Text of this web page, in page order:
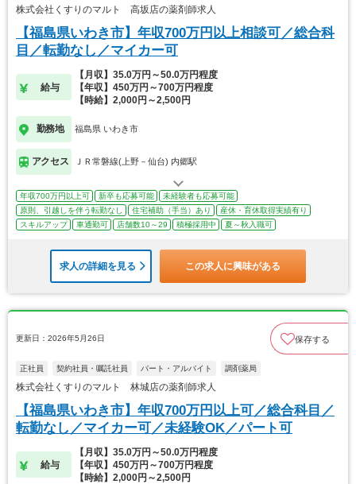
株式会社くすりのマルト 高坂店の薬剤師求人
【福島県いわき市】年収700万円以上相談可／総合科
目／転勤なし／マイカー可
給与
【月収】35.0万円～50.0万円程度
【年収】450万円～700万円程度
【時給】2,000円～2,500円
勤務地 福島県 いわき市
アクセス ＪＲ常磐線(上野－仙台) 内郷駅
年収700万円以上可 新卒も応募可能
未経験者も応募可能
原則、引越しを伴う転勤なし
住宅補助（手当）あり
産休・育休取得実績有り
スキルアップ
車通勤可 店舗数10～29 積極採用中 夏～秋入職可
求人の詳細を見る この求人に興味がある
更新日：2026年5月26日 保存する
正社員 契約社員・嘱託社員 パート・アルバイト 調剤薬局
株式会社くすりのマルト 林城店の薬剤師求人
【福島県いわき市】年収700万円以上可／総合科目／
転勤なし／マイカー可／未経験OK／パート可
給与
【月収】35.0万円～50.0万円程度
【年収】450万円～700万円程度
【時給】2,000円～2,500円